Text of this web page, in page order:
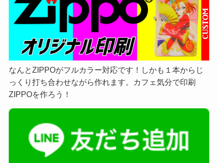
なんとZIPPOがフルカラー対応です！しかも１本からじ
っくり打ち合わせながら作れます。カフェ気分で印刷
ZIPPOを作ろう！